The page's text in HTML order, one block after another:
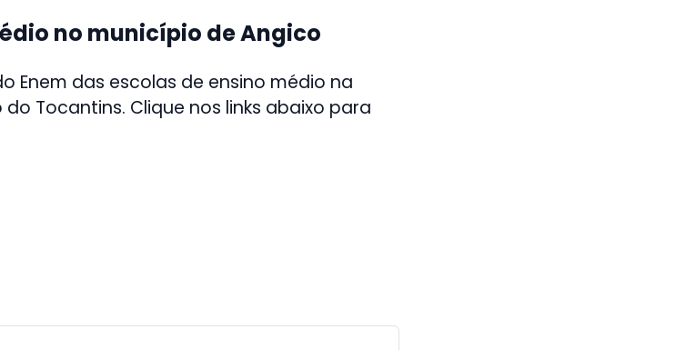
no município de Angico
Enem das escolas de ensino médio na
Tocantins. Clique nos links abaixo para